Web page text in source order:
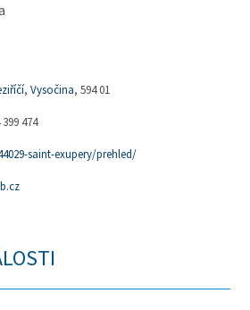
,Vysočina, 594 01
474
saint-exupery/prehled/